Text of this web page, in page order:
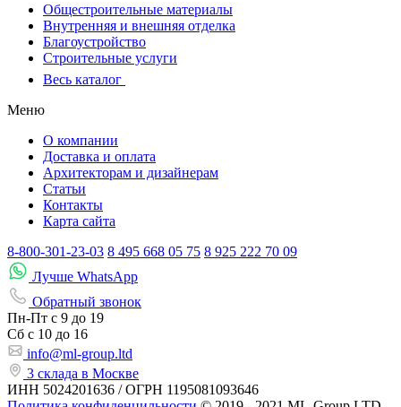
Общестроительные материалы
Внутренняя и внешняя отделка
Благоустройство
Строительные услуги
Весь каталог
Меню
О компании
Доставка и оплата
Архитекторам и дизайнерам
Статьи
Контакты
Карта сайта
8-800-301-23-03 8 495 668 05 75 8 925 222 70 09
Лучше WhatsApp
Обратный звонок
Пн-Пт с 9 до 19
Сб с 10 до 16
info@ml-group.ltd
3 склада в Москве
ИНН 5024201636 / ОГРН 1195081093646